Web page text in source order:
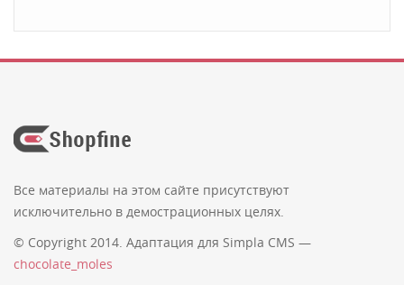
Введите код с картинки:
Все материалы на этом сайте присутствуют
исключительно в демострационных целях.
© Copyright 2014. Адаптация для Simpla CMS —
chocolate_moles